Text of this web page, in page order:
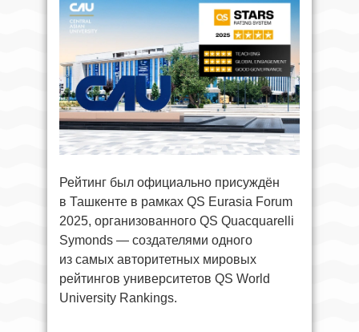
Рейтинг был официально присуждён
в Ташкенте в рамках QS Eurasia Forum
2025, организованного QS Quacquarelli
Symonds — создателями одного
из самых авторитетных мировых
рейтингов университетов QS World
University Rankings.